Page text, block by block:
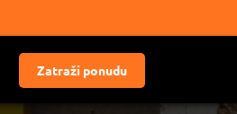
Zatraži ponudu